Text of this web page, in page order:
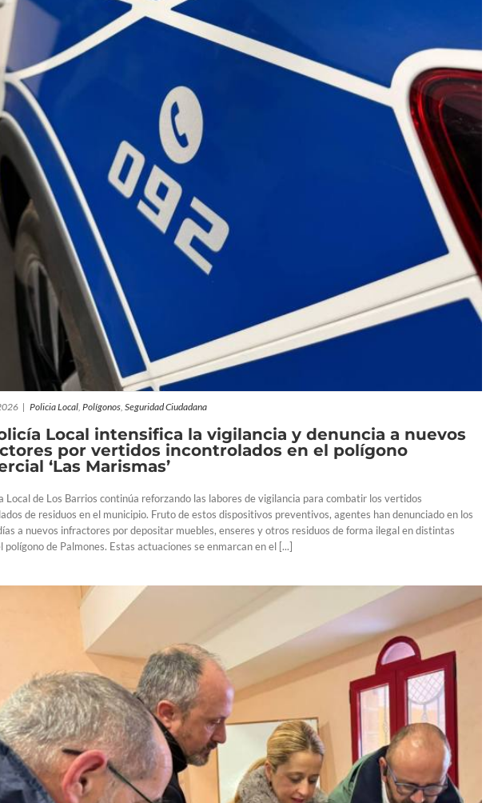
| Policia Local Polígonos Seguridad Ciudadana
Local intensifica la vigilancia y denuncia a nuevos
por vertidos incontrolados en el polígono
‘Las Marismas’
Local de Los Barrios continúa reforzando las labores de vigilancia para combatir los vertidos
de residuos en el municipio. Fruto de estos dispositivos preventivos, agentes han denunciado en los
a nuevos infractores por depositar muebles, enseres y otros residuos de forma ilegal en distintas
polígono de Palmones. Estas actuaciones se enmarcan en el [...]